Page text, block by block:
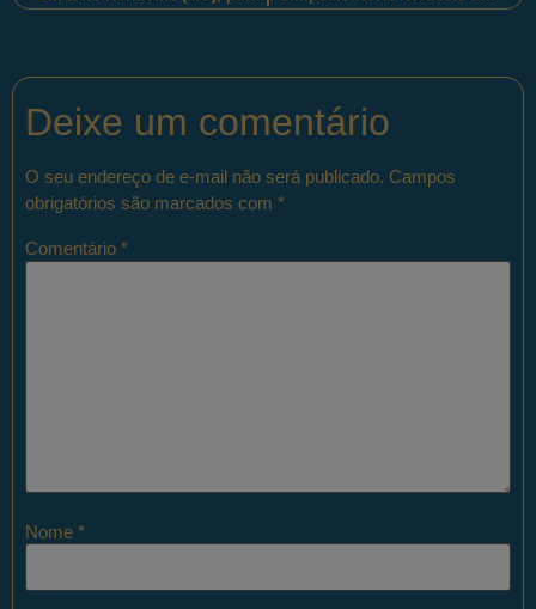
Deixe um comentário
O seu endereço de e-mail não será publicado. Campos
obrigatórios são marcados com *
Comentário *
Nome *